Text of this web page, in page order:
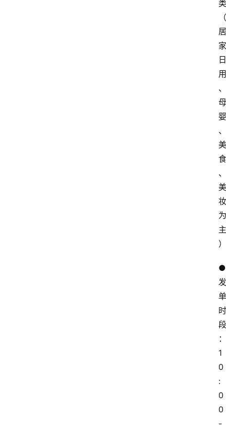
类
（
居
家
日
用
、
母
婴
、
美
食
、
美
妆
为
主
）
●
发
单
时
段
：
1
0
:
0
0
-